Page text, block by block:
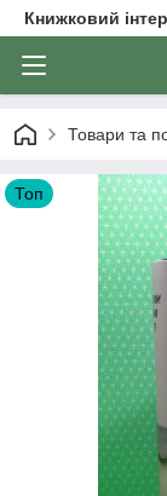
Книжковий
Товари та
Топ